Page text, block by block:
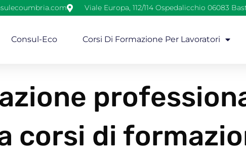
Viale Europa, 112/114 Ospedalicchio 06083
Consul-Eco Corsi Di Formazione Per Lavoratori
corsi di